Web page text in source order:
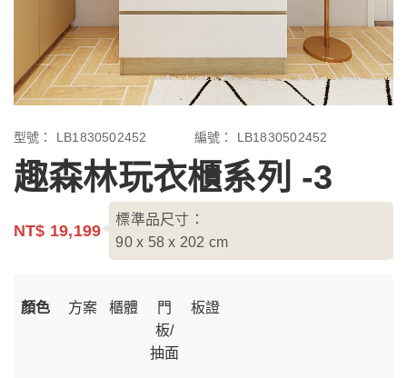
型號： LB1830502452 編號： LB1830502452
趣森林玩衣櫃系列 -3
NT$ 19,199
標準品尺寸：
90 x 58 x 202 cm
顏色 方案 櫃體
門
板/
抽面
板證